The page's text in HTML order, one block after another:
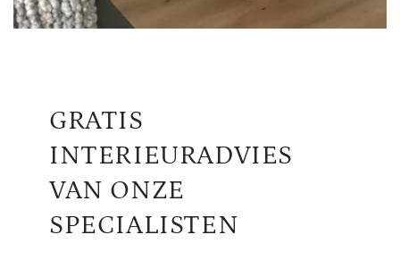
GRATIS
INTERIEURADVIES
VAN ONZE
SPECIALISTEN